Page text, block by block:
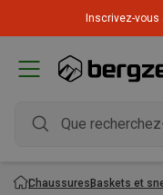
Inscrivez-vous
ChaussuresBaskets et